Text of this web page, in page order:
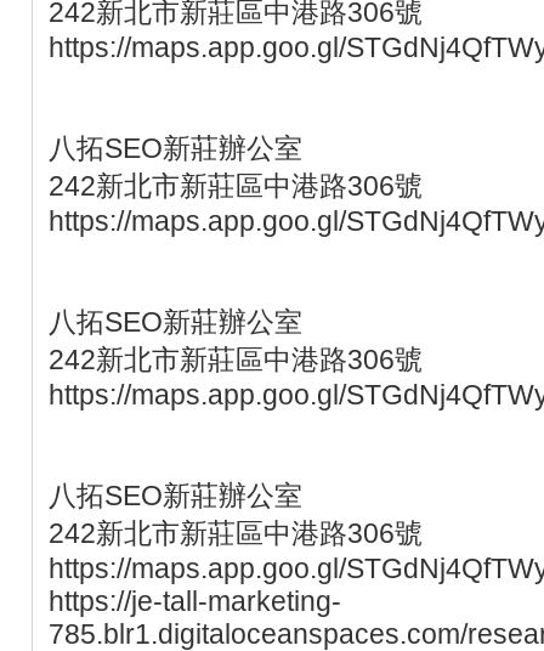
242新北市新莊區中港路306號
https://maps.app.goo.gl/
八拓SEO新莊辦公室
242新北市新莊區中港路306號
https://maps.app.goo.gl/
八拓SEO新莊辦公室
242新北市新莊區中港路306號
https://maps.app.goo.gl/
八拓SEO新莊辦公室
242新北市新莊區中港路306號
https://maps.app.goo.gl/
https://je-tall-marketing-
785.blr1.digitaloceanspaces.com/